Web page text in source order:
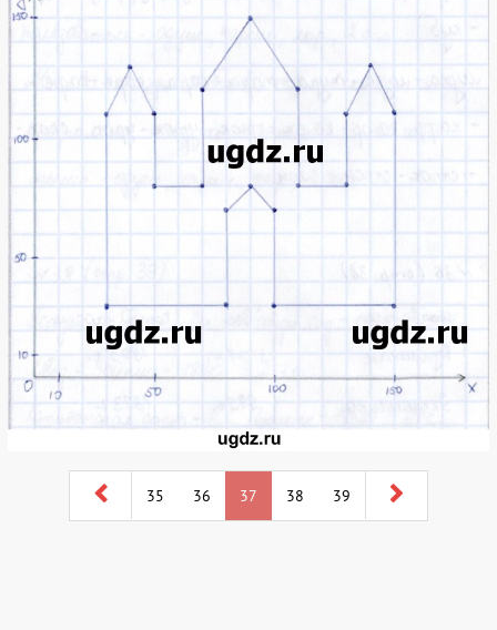
35 36 37 38 39